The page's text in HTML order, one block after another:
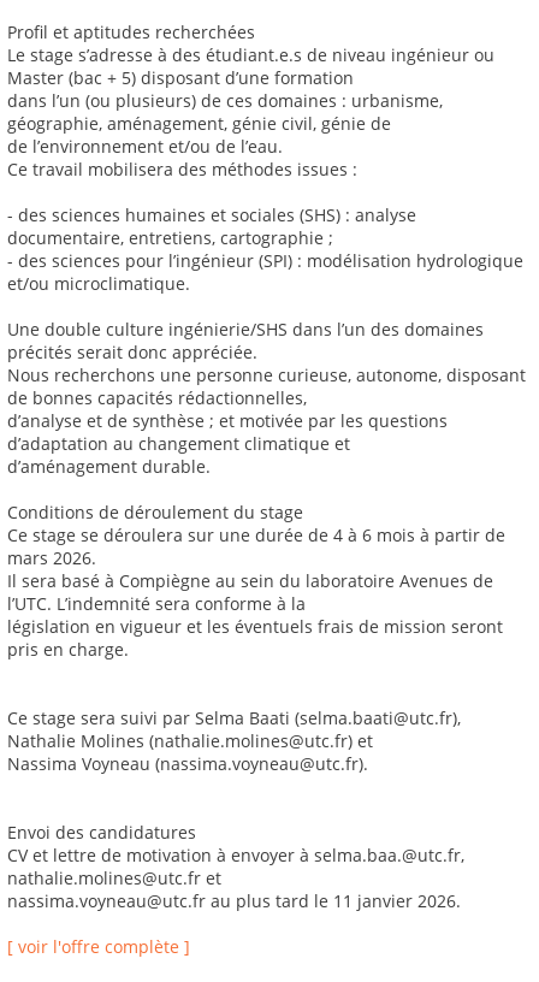
Profil et aptitudes recherchées
Le stage s’adresse à des étudiant.e.s de niveau ingénieur ou
Master (bac + 5) disposant d’une formation
dans l’un (ou plusieurs) de ces domaines : urbanisme,
géographie, aménagement, génie civil, génie de
de l’environnement et/ou de l’eau.
Ce travail mobilisera des méthodes issues :
- des sciences humaines et sociales (SHS) : analyse
documentaire, entretiens, cartographie ;
- des sciences pour l’ingénieur (SPI) : modélisation hydrologique
et/ou microclimatique.
Une double culture ingénierie/SHS dans l’un des domaines
précités serait donc appréciée.
Nous recherchons une personne curieuse, autonome, disposant
de bonnes capacités rédactionnelles,
d’analyse et de synthèse ; et motivée par les questions
d’adaptation au changement climatique et
d’aménagement durable.
Conditions de déroulement du stage
Ce stage se déroulera sur une durée de 4 à 6 mois à partir de
mars 2026.
Il sera basé à Compiègne au sein du laboratoire Avenues de
l’UTC. L’indemnité sera conforme à la
législation en vigueur et les éventuels frais de mission seront
pris en charge.
Ce stage sera suivi par Selma Baati (selma.baati@utc.fr),
Nathalie Molines (nathalie.molines@utc.fr) et
Nassima Voyneau (nassima.voyneau@utc.fr).
Envoi des candidatures
CV et lettre de motivation à envoyer à selma.baa.@utc.fr,
nathalie.molines@utc.fr et
nassima.voyneau@utc.fr au plus tard le 11 janvier 2026.
[ voir l'offre complète ]